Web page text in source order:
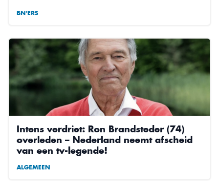
BN'ERS
Intens verdriet: Ron Brandsteder (74)
overleden – Nederland neemt afscheid
van een tv-legende!
ALGEMEEN